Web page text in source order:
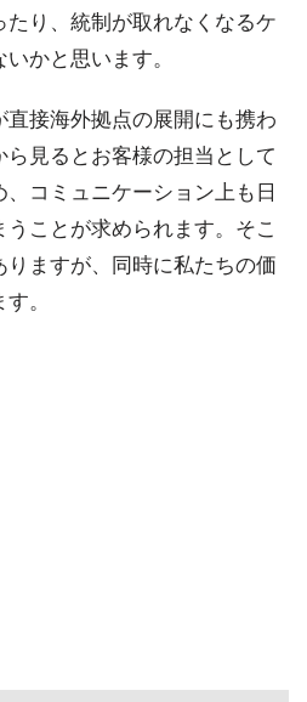
たり、統制が取れなくなるケ
かと思います。
直接海外拠点の展開にも携わ
見るとお客様の担当として
コミュニケーション上も日
ことが求められます。そこ
ますが、同時に私たちの価
。